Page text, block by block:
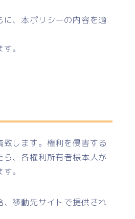
、本ポリシーの内容を適
。
します。権利を侵害する
、各権利所有者様本人が
。
移動先サイトで提供され